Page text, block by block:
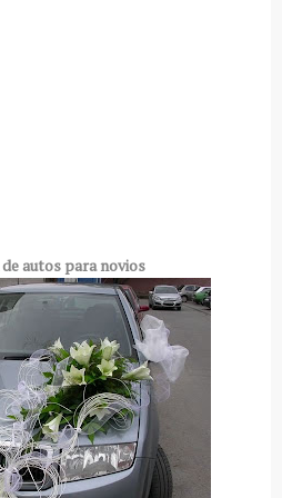
de autos para novios